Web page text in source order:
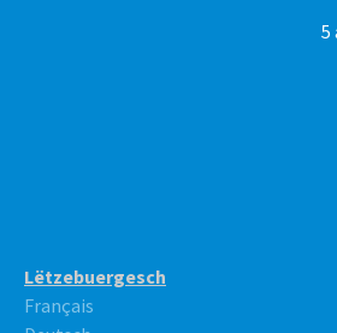
5
Lëtzebuergesch
Français